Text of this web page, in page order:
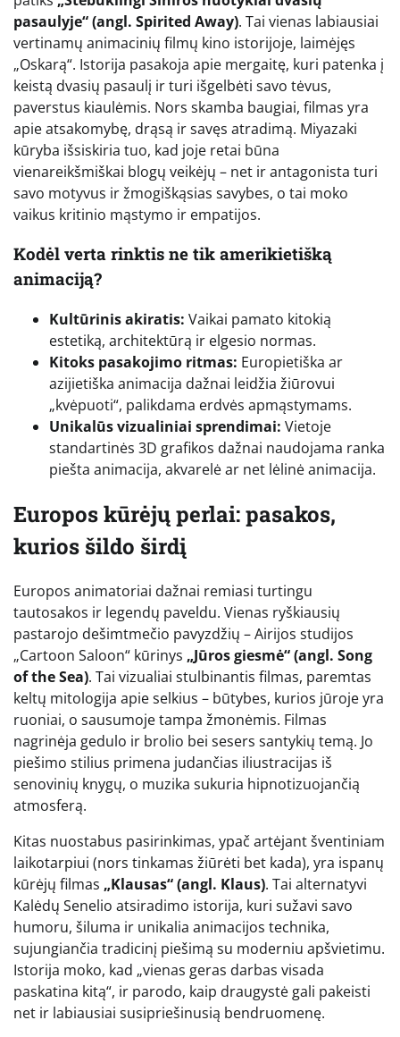
pasaulyje“ (angl. Spirited Away). Tai vienas labiausiai
vertinamų animacinių filmų kino istorijoje, laimėjęs
„Oskarą“. Istorija pasakoja apie mergaitę, kuri patenka į
keistą dvasių pasaulį ir turi išgelbėti savo tėvus,
paverstus kiaulėmis. Nors skamba baugiai, filmas yra
apie atsakomybę, drąsą ir savęs atradimą. Miyazaki
kūryba išsiskiria tuo, kad joje retai būna
vienareikšmiškai blogų veikėjų – net ir antagonista turi
savo motyvus ir žmogiškąsias savybes, o tai moko
vaikus kritinio mąstymo ir empatijos.
Kodėl verta rinktis ne tik amerikietišką
animaciją?
Kultūrinis akiratis: Vaikai pamato kitokią
estetiką, architektūrą ir elgesio normas.
Kitoks pasakojimo ritmas: Europietiška ar
azijietiška animacija dažnai leidžia žiūrovui
„kvėpuoti“, palikdama erdvės apmąstymams.
Unikalūs vizualiniai sprendimai: Vietoje
standartinės 3D grafikos dažnai naudojama ranka
piešta animacija, akvarelė ar net lėlinė animacija.
Europos kūrėjų perlai: pasakos,
kurios šildo širdį
Europos animatoriai dažnai remiasi turtingu
tautosakos ir legendų paveldu. Vienas ryškiausių
pastarojo dešimtmečio pavyzdžių – Airijos studijos
„Cartoon Saloon“ kūrinys „Jūros giesmė“ (angl. Song
of the Sea). Tai vizualiai stulbinantis filmas, paremtas
keltų mitologija apie selkius – būtybes, kurios jūroje yra
ruoniai, o sausumoje tampa žmonėmis. Filmas
nagrinėja gedulo ir brolio bei sesers santykių temą. Jo
piešimo stilius primena judančias iliustracijas iš
senovinių knygų, o muzika sukuria hipnotizuojančią
atmosferą.
Kitas nuostabus pasirinkimas, ypač artėjant šventiniam
laikotarpiui (nors tinkamas žiūrėti bet kada), yra ispanų
kūrėjų filmas „Klausas“ (angl. Klaus). Tai alternatyvi
Kalėdų Senelio atsiradimo istorija, kuri sužavi savo
humoru, šiluma ir unikalia animacijos technika,
sujungiančia tradicinį piešimą su moderniu apšvietimu.
Istorija moko, kad „vienas geras darbas visada
paskatina kitą“, ir parodo, kaip draugystė gali pakeisti
net ir labiausiai susipriešinusią bendruomenę.